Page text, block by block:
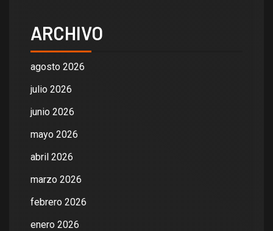
ARCHIVO
agosto 2026
julio 2026
junio 2026
mayo 2026
abril 2026
marzo 2026
febrero 2026
enero 2026